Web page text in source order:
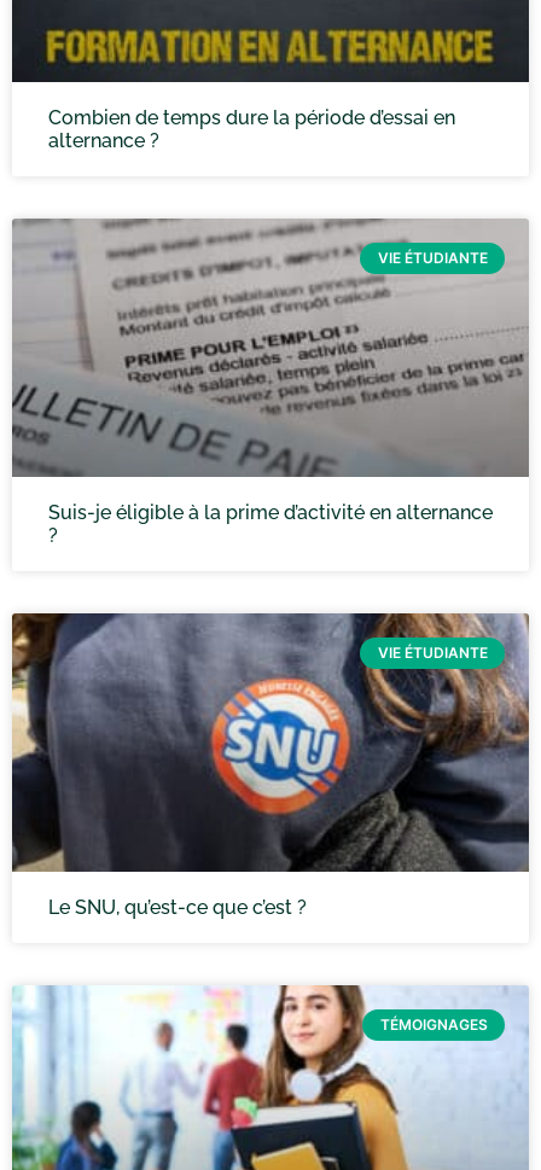
Combien de temps dure la période d’essai en
alternance ?
VIE ÉTUDIANTE
Suis-je éligible à la prime d’activité en alternance
?
VIE ÉTUDIANTE
Le SNU, qu’est-ce que c’est ?
TÉMOIGNAGES